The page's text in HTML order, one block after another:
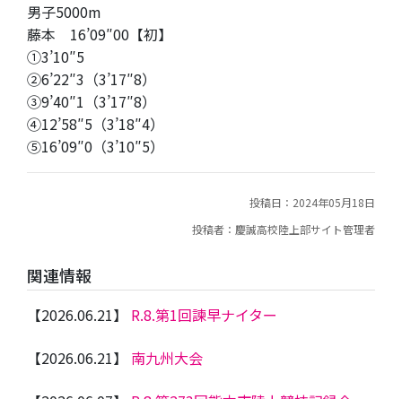
男子5000m
藤本 16’09″00【初】
①3’10″5
②6’22″3（3’17″8）
③9’40″1（3’17″8）
④12’58″5（3’18″4）
⑤16’09″0（3’10″5）
投稿日：2024年05月18日
投稿者：慶誠高校陸上部サイト管理者
関連情報
【2026.06.21】
R.8.第1回諫早ナイター
【2026.06.21】
南九州大会